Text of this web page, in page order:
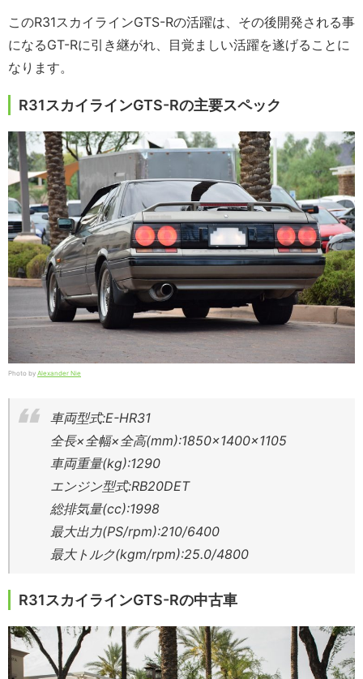
このR31スカイラインGTS-Rの活躍は、その後開発される事
になるGT-Rに引き継がれ、目覚ましい活躍を遂げることに
なります。
R31スカイラインGTS-Rの主要スペック
Photo by Alexander Nie
車両型式:E-HR31
全長×全幅×全高(mm):1850×1400×1105
車両重量(kg):1290
エンジン型式:RB20DET
総排気量(cc):1998
最大出力(PS/rpm):210/6400
最大トルク(kgm/rpm):25.0/4800
R31スカイラインGTS-Rの中古車